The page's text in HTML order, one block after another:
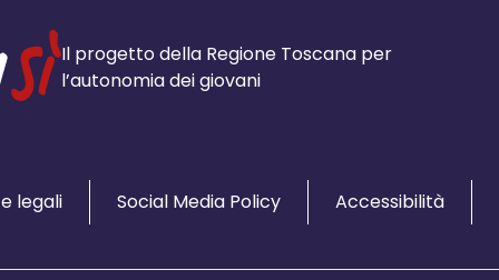
Il progetto della Regione Toscana per
l’autonomia dei giovani
legali Social Media Policy Accessibilità